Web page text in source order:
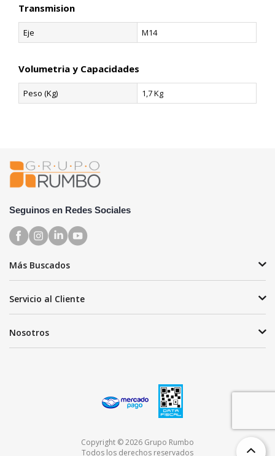
Transmision
Eje M14
Volumetria y Capacidades
Peso (Kg) 1,7 Kg
Seguinos en Redes Sociales
Más Buscados
Servicio al Cliente
Nosotros
Copyright © 2026 Grupo Rumbo
Todos los derechos reservados